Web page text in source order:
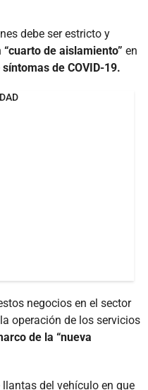
debe ser estricto y
“cuarto de aislamiento” en
síntomas de COVID-19.
negocios en el sector
operación de los servicios
de la “nueva
del vehículo en que